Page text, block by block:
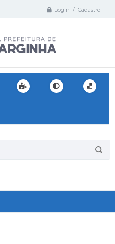
Login / Cadastro